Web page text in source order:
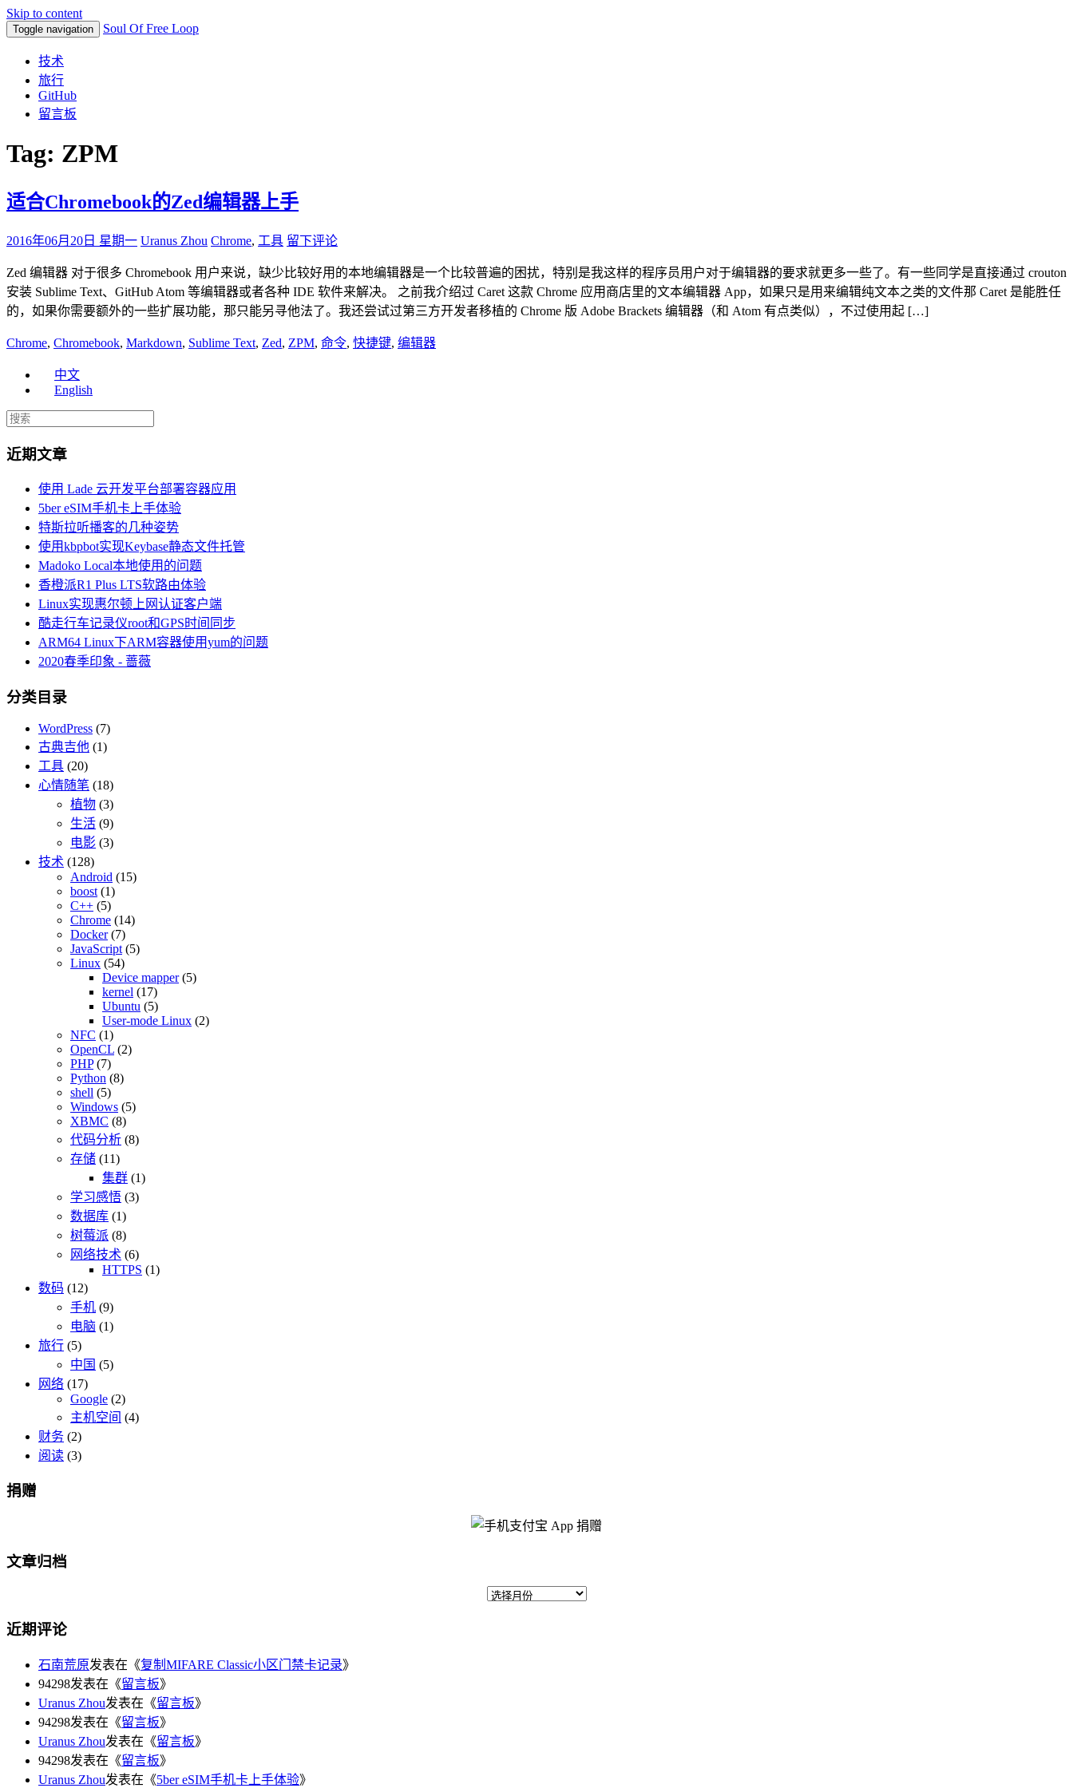
Skip to content
Toggle navigation Soul Of Free Loop
技术
旅行
GitHub
留言板
Tag: ZPM
适合Chromebook的Zed编辑器上手
2016年06月20日 星期一 Uranus Zhou Chrome, 工具 留下评论
Zed 编辑器 对于很多 Chromebook 用户来说，缺少比较好用的本地编辑器是一个比较普遍的困扰，特别是我这样的程序员用户对于编辑器的要求就更多一些了。有一些同学是直接通过 crouton
安装 Sublime Text、GitHub Atom 等编辑器或者各种 IDE 软件来解决。 之前我介绍过 Caret 这款 Chrome 应用商店里的文本编辑器 App，如果只是用来编辑纯文本之类的文件那 Caret 是能胜任
的，如果你需要额外的一些扩展功能，那只能另寻他法了。我还尝试过第三方开发者移植的 Chrome 版 Adobe Brackets 编辑器（和 Atom 有点类似），不过使用起 […]
Chrome, Chromebook, Markdown, Sublime Text, Zed, ZPM, 命令, 快捷键, 编辑器
中文
English
近期文章
使用 Lade 云开发平台部署容器应用
5ber eSIM手机卡上手体验
特斯拉听播客的几种姿势
使用kbpbot实现Keybase静态文件托管
Madoko Local本地使用的问题
香橙派R1 Plus LTS软路由体验
Linux实现惠尔顿上网认证客户端
酷走行车记录仪root和GPS时间同步
ARM64 Linux下ARM容器使用yum的问题
2020春季印象 - 蔷薇
分类目录
WordPress (7)
古典吉他 (1)
工具 (20)
心情随笔 (18)
植物 (3)
生活 (9)
电影 (3)
技术 (128)
Android (15)
boost (1)
C++ (5)
Chrome (14)
Docker(7)
JavaScript (5)
Linux (54)
Device mapper(5)
kernel (17)
Ubuntu (5)
User-mode Linux (2)
NFC (1)
OpenCL (2)
PHP(7)
Python (8)
shell (5)
Windows (5)
XBMC (8)
代码分析 (8)
存储 (11)
集群 (1)
学习感悟 (3)
数据库 (1)
树莓派 (8)
网络技术 (6)
HTTPS (1)
数码 (12)
手机 (9)
电脑 (1)
旅行 (5)
中国 (5)
网络 (17)
Google (2)
主机空间 (4)
财务 (2)
阅读 (3)
捐赠
文章归档
近期评论
石南荒原发表在《复制MIFARE Classic小区门禁卡记录》
94298发表在《留言板》
Uranus Zhou发表在《留言板》
94298发表在《留言板》
Uranus Zhou发表在《留言板》
94298发表在《留言板》
Uranus Zhou发表在《5ber eSIM手机卡上手体验》